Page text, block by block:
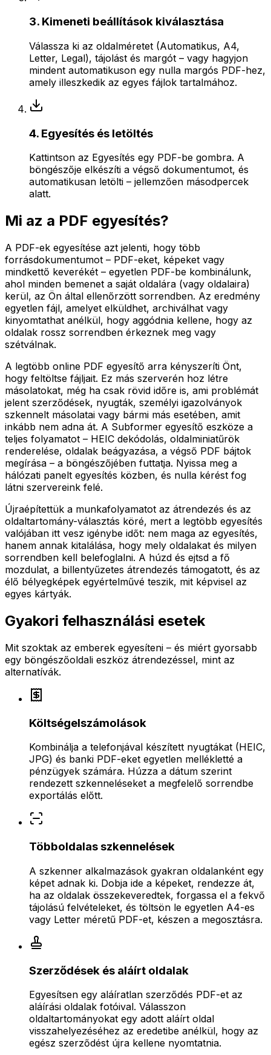
3. Kimeneti beállítások kiválasztása
Válassza ki az oldalméretet (Automatikus, A4,
Letter, Legal), tájolást és margót – vagy hagyjon
mindent automatikuson egy nulla margós PDF-hez,
amely illeszkedik az egyes fájlok tartalmához.
4. Egyesítés és letöltés
Kattintson az Egyesítés egy PDF-be gombra. A
böngészője elkészíti a végső dokumentumot, és
automatikusan letölti – jellemzően másodpercek
alatt.
Mi az a PDF egyesítés?
A PDF-ek egyesítése azt jelenti, hogy több
forrásdokumentumot – PDF-eket, képeket vagy
mindkettő keverékét – egyetlen PDF-be kombinálunk,
ahol minden bemenet a saját oldalára (vagy oldalaira)
kerül, az Ön által ellenőrzött sorrendben. Az eredmény
egyetlen fájl, amelyet elküldhet, archiválhat vagy
kinyomtathat anélkül, hogy aggódnia kellene, hogy az
oldalak rossz sorrendben érkeznek meg vagy
szétválnak.
A legtöbb online PDF egyesítő arra kényszeríti Önt,
hogy feltöltse fájljait. Ez más szerverén hoz létre
másolatokat, még ha csak rövid időre is, ami problémát
jelent szerződések, nyugták, személyi igazolványok
szkennelt másolatai vagy bármi más esetében, amit
inkább nem adna át. A Subformer egyesítő eszköze a
teljes folyamatot – HEIC dekódolás, oldalminiatűrök
renderelése, oldalak beágyazása, a végső PDF bájtok
megírása – a böngészőjében futtatja. Nyissa meg a
hálózati panelt egyesítés közben, és nulla kérést fog
látni szervereink felé.
Újraépítettük a munkafolyamatot az átrendezés és az
oldaltartomány-választás köré, mert a legtöbb egyesítés
valójában itt vesz igénybe időt: nem maga az egyesítés,
hanem annak kitalálása, hogy mely oldalakat és milyen
sorrendben kell belefoglalni. A húzd és ejtsd a fő
mozdulat, a billentyűzetes átrendezés támogatott, és az
élő bélyegképek egyértelművé teszik, mit képvisel az
egyes kártyák.
Gyakori felhasználási esetek
Mit szoktak az emberek egyesíteni – és miért gyorsabb
egy böngészőoldali eszköz átrendezéssel, mint az
alternatívák.
Költségelszámolások
Kombinálja a telefonjával készített nyugtákat (HEIC,
JPG) és banki PDF-eket egyetlen mellékletté a
pénzügyek számára. Húzza a dátum szerint
rendezett szkenneléseket a megfelelő sorrendbe
exportálás előtt.
Többoldalas szkennelések
A szkenner alkalmazások gyakran oldalanként egy
képet adnak ki. Dobja ide a képeket, rendezze át,
ha az oldalak összekeveredtek, forgassa el a fekvő
tájolású felvételeket, és töltsön le egyetlen A4-es
vagy Letter méretű PDF-et, készen a megosztásra.
Szerződések és aláírt oldalak
Egyesítsen egy aláíratlan szerződés PDF-et az
aláírási oldalak fotóival. Válasszon
oldaltartományokat egy adott aláírt oldal
visszahelyezéséhez az eredetibe anélkül, hogy az
egész szerződést újra kellene nyomtatnia.